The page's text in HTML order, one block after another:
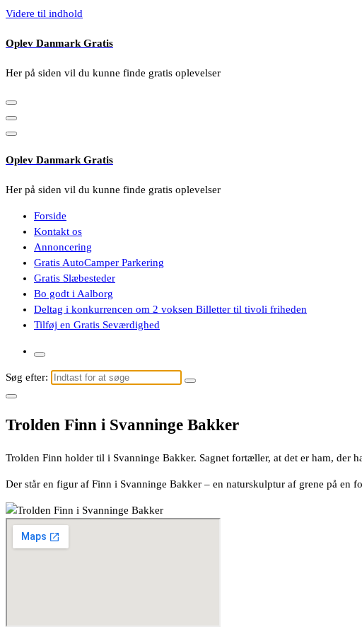
Videre til indhold
Oplev Danmark Gratis
Her på siden vil du kunne finde gratis oplevelser
Oplev Danmark Gratis
Her på siden vil du kunne finde gratis oplevelser
Forside
Kontakt os
Annoncering
Gratis AutoCamper Parkering
Gratis Slæbesteder
Bo godt i Aalborg
Deltag i konkurrencen om 2 voksen Billetter til tivoli friheden
Tilføj en Gratis Seværdighed
Søg efter:
Trolden Finn i Svanninge Bakker
Trolden Finn holder til i Svanninge Bakker. Sagnet fortæller, at det er ham, der
Der står en figur af Finn i Svanninge Bakker – en naturskulptur af grene på en